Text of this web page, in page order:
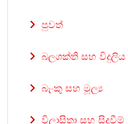
පුවත්
බලශක්ති සහ විදුලිය
බැංකු සහ මූල්‍ය
විලාසිතා සහ සිදුවීම්